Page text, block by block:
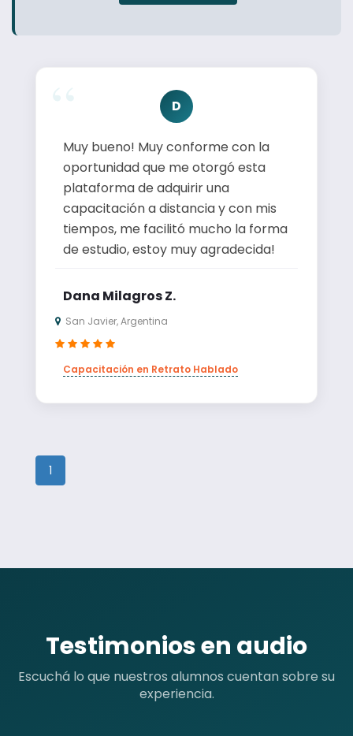
D
Muy bueno! Muy conforme con la
oportunidad que me otorgó esta
plataforma de adquirir una
capacitación a distancia y con mis
tiempos, me facilitó mucho la forma
de estudio, estoy muy agradecida!
Dana Milagros Z.
San Javier, Argentina
Capacitación en Retrato Hablado
1
Testimonios en audio
Escuchá lo que nuestros alumnos cuentan sobre su
experiencia.